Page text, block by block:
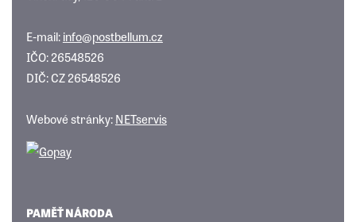
E-mail:info@postbellum.cz
IČO: 26548526
DIČ: CZ 26548526
Webové stránky:NETservis
PAMĚŤ NÁRODA